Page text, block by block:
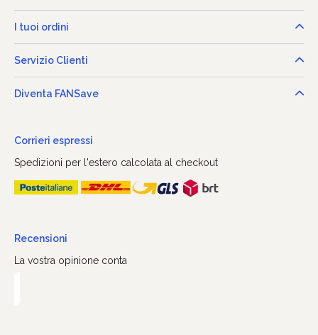
I tuoi ordini
Servizio Clienti
Diventa FANSave
Corrieri espressi
Spedizioni per l'estero calcolata al checkout
Recensioni
La vostra opinione conta